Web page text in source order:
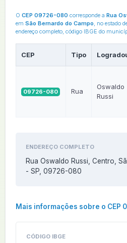
O CEP 09726-080 corresponde a Rua
em São Bernardo do Campo, no estado
endereço completo, código IBGE do
CEP Tipo
09726-080 Rua
Oswaldo
Russi
ENDEREÇO COMPLETO
Rua Oswaldo Russi, Centro,
- SP, 09726-080
Mais informações sobre o CEP
CÓDIGO IBGE